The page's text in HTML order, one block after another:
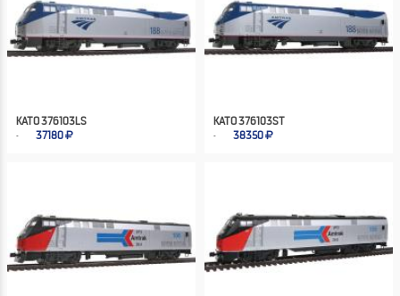
KATO 376103LS
37180
KATO 376103ST
38350